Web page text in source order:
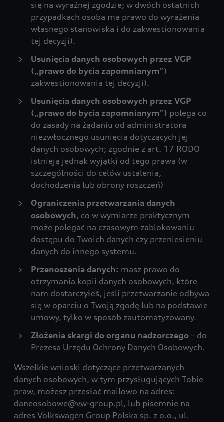
się na wyraźnej zgodzie; w dwóch ostatnich
przypadkach osoba ma prawo do wyrażenia
własnego stanowiska i do zakwestionowania
tej decyzji).
Usunięcia danych osobowych przez VGP
(„prawo do bycia zapomnianym”)
zakwestionowania tej decyzji).
Usunięcia danych osobowych przez VGP
(„prawo do bycia zapomnianym”) polega co
do zasady na żądaniu od administratora
niezwłocznego usunięcia dotyczących jej
danych osobowych; zgodnie z art. 17 RODO
istnieją jednak wyjątki od tego prawa (w
szczególności do celów ustalenia,
dochodzenia lub obrony roszczeń)
Ograniczenia przetwarzania danych
osobowych, co w wymiarze praktycznym
może polegać na czasowym zablokowaniu
dostępu do Twoich danych czy przeniesieniu
danych do innego systemu.
Przenoszenia danych: masz prawo do
otrzymania kopii danych osobowych, które
nam dostarczyłeś, jeśli przetwarzanie odbywa
się w oparciu o Twoją zgodę lub na podstawie
umowy, tylko w sposób zautomatyzowany.
Złożenia skargi do organu nadzorczego – do
Prezesa Urzędu Ochrony Danych Osobowych.
Wszelkie wnioski dotyczące przetwarzanych
danych osobowych, w tym przysługujących Tobie
praw, możesz przesłać mailowo na adres:
daneosobowe@vw-group.pl, lub pisemnie na
adres Volkswagen Group Polska sp. z o.o., ul.